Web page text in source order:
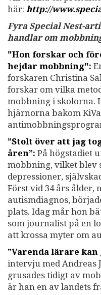
här: http://
Fyra Special Nest-
handlar om
"Hon forskar och
hejdar mobbning":
forskaren Christina
forskar om vilka
mobbning i skolorna.
hjärnorna bakom
”Stolt över att jag
åren”: På högstadiet
mobbning, vilket blev
depressioner,
Först vid 34 års ålder,
autismdiagnos,
plats. Idag mår hon
som journalist på en
att krossa myter om
”Varenda lärare kan
intervju med Andreas
grusades tidigt av
är han en av landets